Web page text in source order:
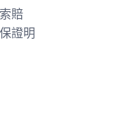
賠
證明